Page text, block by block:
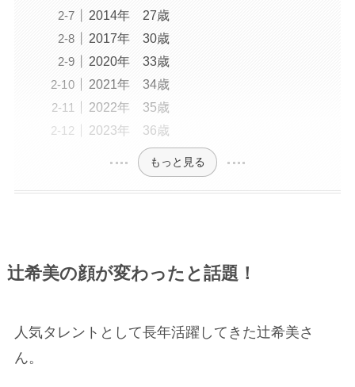
2014年 27歳
2017年 30歳
2020年 33歳
2021年 34歳
2022年 35歳
2023年 36歳
もっと見る
辻希美の顔が変わったと話題！
人気タレントとして長年活躍してきた辻希美さ
ん。